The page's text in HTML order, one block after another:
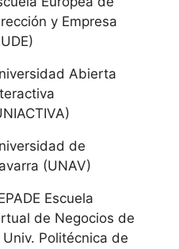
La
y Empresa
Abierta
de
(UNAV)
Escuela
de Negocios de
Univ. Politécnica de